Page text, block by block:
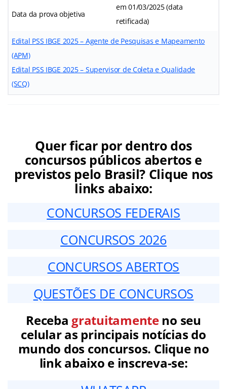
Data da prova objetiva
em 01/03/2025 (data
retificada)
Edital PSS IBGE 2025 – Agente de Pesquisas e Mapeamento
(APM)
Edital PSS IBGE 2025 – Supervisor de Coleta e Qualidade
(SCQ)
Quer ficar por dentro dos
concursos públicos abertos e
previstos pelo Brasil? Clique nos
links abaixo:
CONCURSOS FEDERAIS
CONCURSOS 2026
CONCURSOS ABERTOS
QUESTÕES DE CONCURSOS
Receba gratuitamenteno seu
celular as principais notícias do
mundo dos concursos. Clique no
link abaixo e inscreva-se: